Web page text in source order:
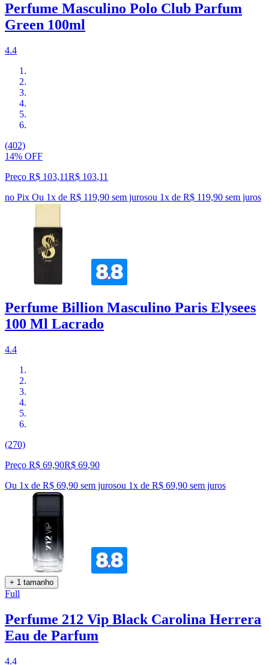
Perfume Masculino Polo Club Parfum
Green 100ml
4.4
(402)
14% OFF
Preço R$ 103,11R$ 103,11
no Pix Ou 1x de R$ 119,90 sem jurosou 1x de R$ 119,90 sem juros
Perfume Billion Masculino Paris Elysees
100 Ml Lacrado
4.4
(270)
Preço R$ 69,90R$ 69,90
Ou 1x de R$ 69,90 sem jurosou 1x de R$ 69,90 sem juros
+ 1 tamanho
Full
Perfume 212 Vip Black Carolina Herrera
Eau de Parfum
4.4